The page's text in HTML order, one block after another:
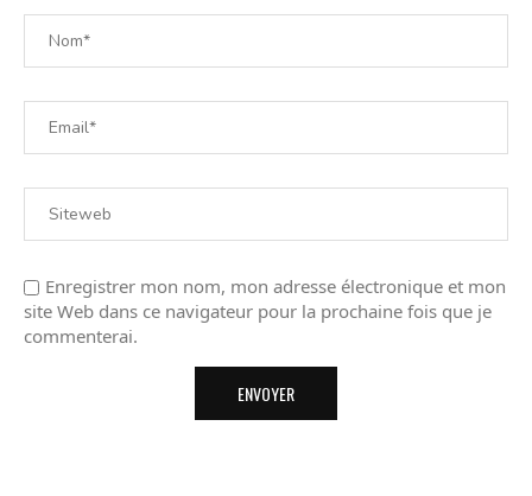
Enregistrer mon nom, mon adresse électronique et mon
site Web dans ce navigateur pour la prochaine fois que je
commenterai.